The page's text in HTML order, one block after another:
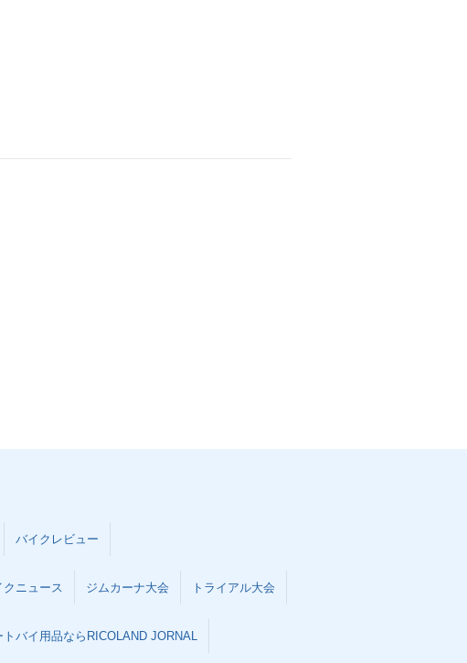
バイクレビュー
クニュース ジムカーナ大会 トライアル大会
トバイ用品ならRICOLAND JORNAL